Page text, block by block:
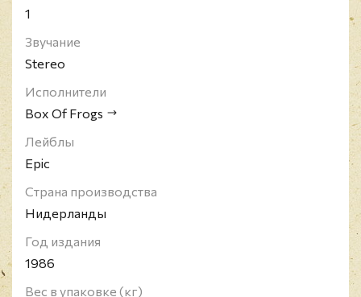
1
Звучание
Stereo
Исполнители
Box Of Frogs
Лейблы
Epic
Страна производства
Нидерланды
Год издания
1986
Вес в упаковке (кг)